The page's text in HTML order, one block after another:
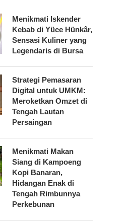
Menikmati Iskender
Kebab di Yüce Hünkâr,
Sensasi Kuliner yang
Legendaris di Bursa
Strategi Pemasaran
Digital untuk UMKM:
Meroketkan Omzet di
Tengah Lautan
Persaingan
Menikmati Makan
Siang di Kampoeng
Kopi Banaran,
Hidangan Enak di
Tengah Rimbunnya
Perkebunan